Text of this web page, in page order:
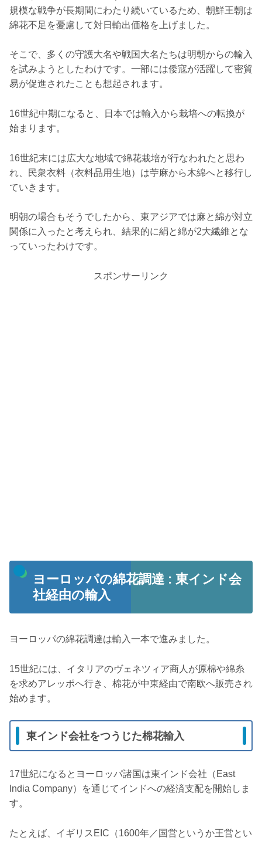
規模な戦争が長期間にわたり続いているため、朝鮮王朝は
綿花不足を憂慮して対日輸出価格を上げました。
そこで、多くの守護大名や戦国大名たちは明朝からの輸入
を試みようとしたわけです。一部には倭寇が活躍して密貿
易が促進されたことも想起されます。
16世紀中期になると、日本では輸入から栽培への転換が
始まります。
16世紀末には広大な地域で綿花栽培が行なわれたと思わ
れ、民衆衣料（衣料品用生地）は苧麻から木綿へと移行し
ていきます。
明朝の場合もそうでしたから、東アジアでは麻と綿が対立
関係に入ったと考えられ、結果的に絹と綿が2大繊維とな
っていったわけです。
スポンサーリンク
ヨーロッパの綿花調達 : 東インド会
社経由の輸入
ヨーロッパの綿花調達は輸入一本で進みました。
15世紀には、イタリアのヴェネツィア商人が原棉や綿糸
を求めアレッポへ行き、棉花が中東経由で南欧へ販売され
始めます。
東インド会社をつうじた棉花輸入
17世紀になるとヨーロッパ諸国は東インド会社（East
India Company）を通じてインドへの経済支配を開始しま
す。
たとえば、イギリスEIC（1600年／国営というか王営とい